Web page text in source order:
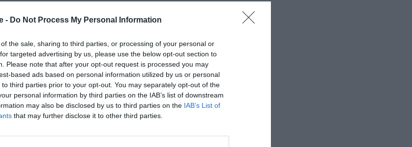
- Do Not Process My Personal Information
the sale, sharing to third parties, or processing of your personal or
targeted advertising by us, please use the below opt-out section to
Please note that after your opt-out request is processed you may
based ads based on personal information utilized by us or personal
third parties prior to your opt-out. You may separately opt-out of the
personal information by third parties on the IAB’s list of downstream
may also be disclosed by us to third parties on the IAB’s List of
that may further disclose it to other third parties.